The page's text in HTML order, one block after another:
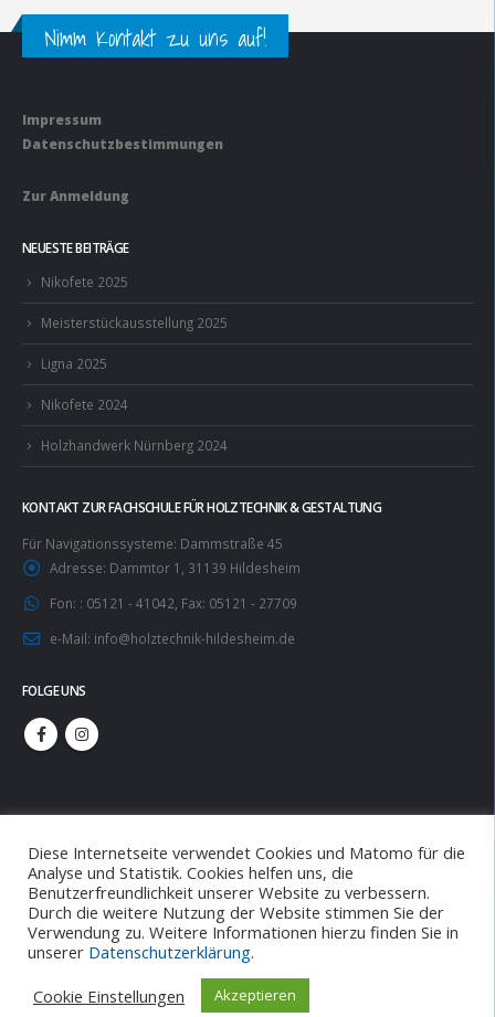
Nimm Kontakt zu uns auf!
Impressum
Datenschutzbestimmungen
Zur Anmeldung
NEUESTE BEITRÄGE
Nikofete 2025
Meisterstückausstellung 2025
Ligna 2025
Nikofete 2024
Holzhandwerk Nürnberg 2024
KONTAKT ZUR FACHSCHULE FÜR HOLZTECHNIK & GESTALTUNG
Für Navigationssysteme: Dammstraße 45
Adresse: Dammtor 1, 31139 Hildesheim
Fon: : 05121 - 41042, Fax: 05121 - 27709
e-Mail: info@holztechnik-hildesheim.de
FOLGE UNS
© copyright 2020. All Rights Reserved.
Diese Internetseite verwendet Cookies und Matomo für die
Analyse und Statistik. Cookies helfen uns, die
Benutzerfreundlichkeit unserer Website zu verbessern.
Durch die weitere Nutzung der Website stimmen Sie der
Verwendung zu. Weitere Informationen hierzu finden Sie in
unserer Datenschutzerklärung.
Cookie Einstellungen
Akzeptieren